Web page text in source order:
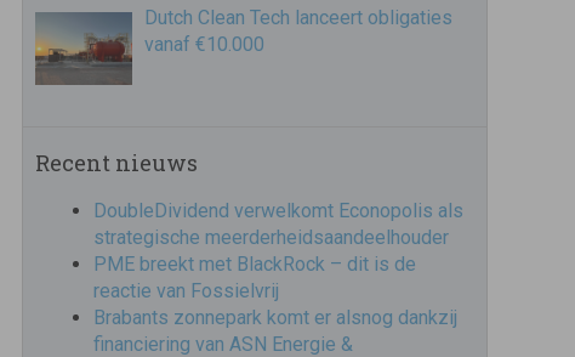
Dutch Clean Tech lanceert obligaties
vanaf €10.000
Recent nieuws
DoubleDividend verwelkomt Econopolis als
strategische meerderheidsaandeelhouder
PME breekt met BlackRock – dit is de
reactie van Fossielvrij
Brabants zonnepark komt er alsnog dankzij
financiering van ASN Energie &